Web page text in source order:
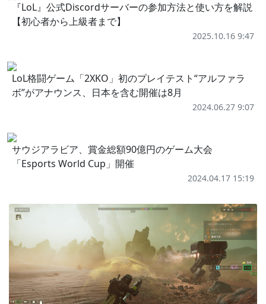
『LoL』公式Discordサーバーの参加方法と使い方を解説
【初心者から上級者まで】
2025.10.16 9:47
LoL格闘ゲーム「2XKO」初のプレイテスト“アルファラ
ボ”がアナウンス、日本を含む開催は8月
2024.06.27 9:07
サウジアラビア、賞金総額90億円のゲーム大会
「Esports World Cup」開催
2024.04.17 15:19